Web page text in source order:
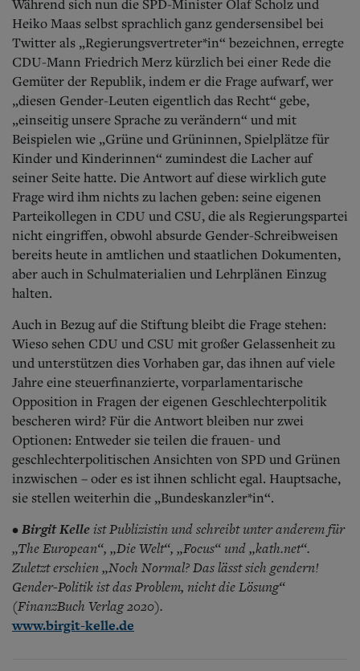
Während sich nun die SPD-Minister Olaf Scholz und
Heiko Maas selbst sprachlich ganz gendersensibel bei
Twitter als „Regierungsvertreter*in“ bezeichnen, erregte
CDU-Mann Friedrich Merz kürzlich bei einer Rede die
Gemüter der Republik, indem er die Frage aufwarf, wer
„diesen Gender-Leuten eigentlich das Recht“ gebe,
„einseitig unsere Sprache zu verändern“ und mit
Beispielen wie „Grüne und Grüninnen, Spielplätze für
Kinder und Kinderinnen“ zumindest die Lacher auf
seiner Seite hatte. Die Antwort auf diese wirklich gute
Frage wird ihm nichts zu lachen geben: seine eigenen
Parteikollegen in CDU und CSU, die als Regierungspartei
nicht eingriffen, obwohl absurde Gender-Schreibweisen
bereits heute in amtlichen und staatlichen Dokumenten,
aber auch in Schulmaterialien und Lehrplänen Einzug
halten.
Auch in Bezug auf die Stiftung bleibt die Frage stehen:
Wieso sehen CDU und CSU mit großer Gelassenheit zu
und unterstützen dies Vorhaben gar, das ihnen auf viele
Jahre eine steuerfinanzierte, vorparlamentarische
Opposition in Fragen der eigenen Geschlechterpolitik
bescheren wird? Für die Antwort bleiben nur zwei
Optionen: Entweder sie teilen die frauen- und
geschlechterpolitischen Ansichten von SPD und Grünen
inzwischen – oder es ist ihnen schlicht egal. Hauptsache,
sie stellen weiterhin die „Bundeskanzler*in“.
•Birgit Kelleist Publizistin und schreibt unter anderem für
„The European“, „Die Welt“, „Focus“ und „kath.net“.
Zuletzt erschien „Noch Normal? Das lässt sich gendern!
Gender-Politik ist das Problem, nicht die Lösung“
(FinanzBuch Verlag 2020).
www.birgit-kelle.de